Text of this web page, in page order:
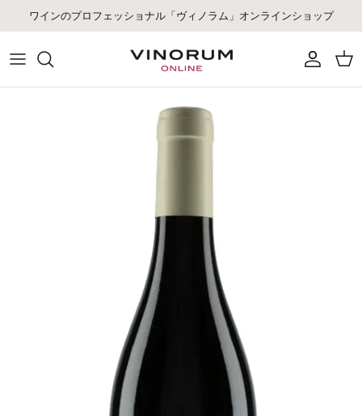
ワインのプロフェッショナル「ヴィノラム」オンラインショップ
アカウント
カー